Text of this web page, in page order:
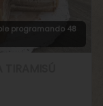
programando 48